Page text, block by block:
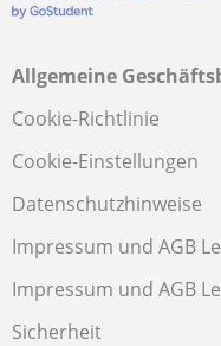
Allgemeine
Cookie-Richtlinie
Cookie-Einstellungen
Datenschutzhinweise
Impressum und AGB
Impressum und AGB
Sicherheit